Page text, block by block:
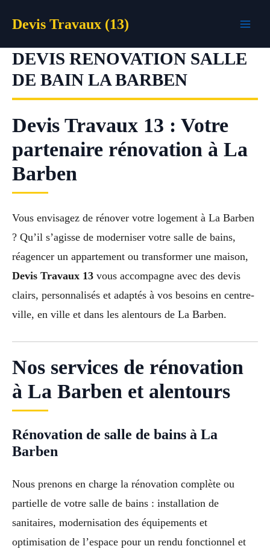
Devis Travaux (13)
DEVIS RENOVATION SALLE
DE BAIN LA BARBEN
Devis Travaux 13 : Votre
partenaire rénovation à La
Barben
Vous envisagez de rénover votre logement à La Barben
? Qu’il s’agisse de moderniser votre salle de bains,
réagencer un appartement ou transformer une maison,
Devis Travaux 13 vous accompagne avec des devis
clairs, personnalisés et adaptés à vos besoins en centre-
ville, en ville et dans les alentours de La Barben.
Nos services de rénovation
à La Barben et alentours
Rénovation de salle de bains à La
Barben
Nous prenons en charge la rénovation complète ou
partielle de votre salle de bains : installation de
sanitaires, modernisation des équipements et
optimisation de l’espace pour un rendu fonctionnel et